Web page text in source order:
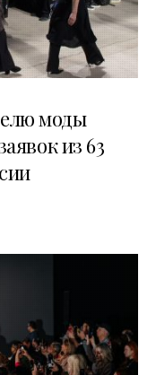
моды
из 63